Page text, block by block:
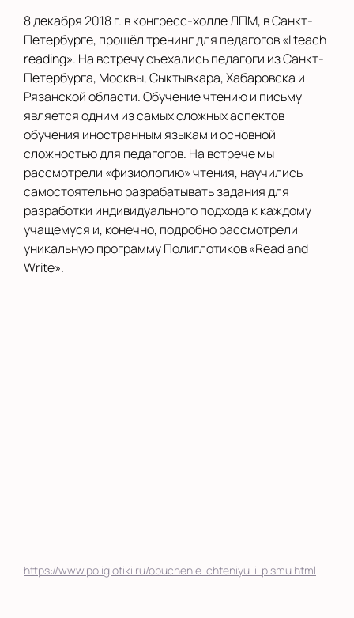
8 декабря 2018 г. в конгресс-холле ЛПМ, в Санкт-
Петербурге, прошёл тренинг для педагогов «I teach
reading». На встречу съехались педагоги из Санкт-
Петербурга, Москвы, Сыктывкара, Хабаровска и
Рязанской области. Обучение чтению и письму
является одним из самых сложных аспектов
обучения иностранным языкам и основной
сложностью для педагогов. На встрече мы
рассмотрели «физиологию» чтения, научились
самостоятельно разрабатывать задания для
разработки индивидуального подхода к каждому
учащемуся и, конечно, подробно рассмотрели
уникальную программу Полиглотиков «Read and
Write».
https://www.poliglotiki.ru/obuchenie-chteniyu-i-pismu.html